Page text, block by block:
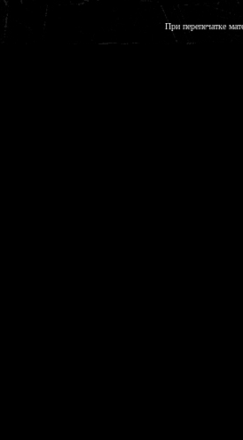
При перепечатке